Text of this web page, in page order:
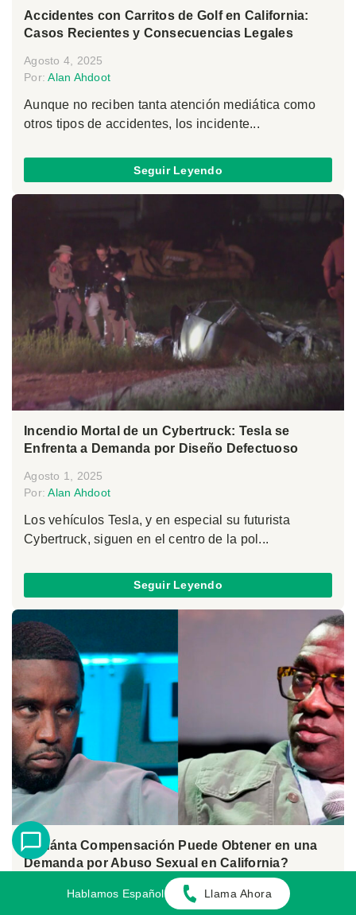
Accidentes con Carritos de Golf en California:
Casos Recientes y Consecuencias Legales
Agosto 4, 2025
Por:Alan Ahdoot
Aunque no reciben tanta atención mediática como
otros tipos de accidentes, los incidente...
Seguir Leyendo
Incendio Mortal de un Cybertruck: Tesla se
Enfrenta a Demanda por Diseño Defectuoso
Agosto 1, 2025
Por:Alan Ahdoot
Los vehículos Tesla, y en especial su futurista
Cybertruck, siguen en el centro de la pol...
Seguir Leyendo
¿Cuánta Compensación Puede Obtener en una
Demanda por Abuso Sexual en California?
Julio 30, 2025Hablamos Español Llama Ahora